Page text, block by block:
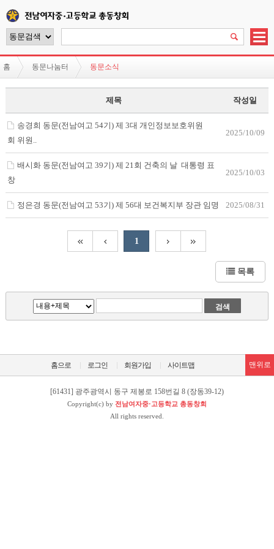
홈 동문나눔터 동문소식
제목 작성일
송경희 동문(전남여고 54기) 제 3대 개인정보보호위원
회 위원..
2025/10/09
배시화 동문(전남여고 39기) 제 21회 건축의 날 대통령 표
창
2025/10/03
정은경 동문(전남여고 53기) 제 56대 보건복지부 장관 임명 2025/08/31
1
목록
홈으로 로그인 회원가입 사이트맵 맨위로
[61431] 광주광역시 동구 제봉로 158번길 8 (장동39-12)
Copyright(c) by 전남여자중·고등학교 총동창회
All rights reserved.